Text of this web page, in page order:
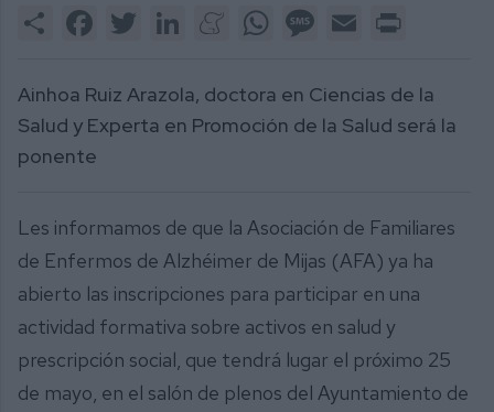
Share FacebookTwitter LinkedInMeneameWhatsAppMessage
Email
Ainhoa Ruiz Arazola, doctora en Ciencias de la
Salud y Experta en Promoción de la Salud será la
ponente
Les informamos de que la Asociación de Familiares
de Enfermos de Alzhéimer de Mijas (AFA) ya ha
abierto las inscripciones para participar en una
actividad formativa sobre activos en salud y
prescripción social, que tendrá lugar el próximo 25
de mayo, en el salón de plenos del Ayuntamiento de